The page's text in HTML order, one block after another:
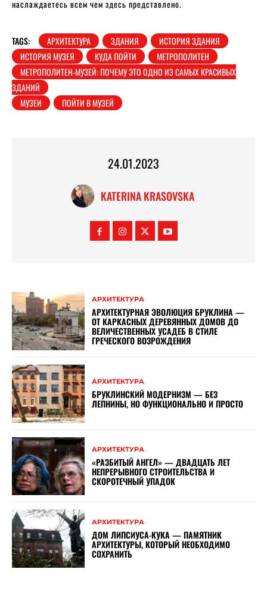
наслаждаетесь всем чем здесь представлено.
TAGS: АРХИТЕКТУРА ЗДАНИЯ
ИСТОРИЯ ЗДАНИЯ
ИСТОРИЯ МУЗЕЯ
КУДА ПОЙТИ
МЕТРОПОЛИТЕН
МЕТРОПОЛИТЕН-МУЗЕЙ: ПОЧЕМУ ЭТО ОДНО ИЗ САМЫХ КРАСИВЫХ
ЗДАНИЙ
МУЗЕИ
ПОЙТИ В МУЗЕЙ
24.01.2023
KATERINA KRASOVSKA
АРХИТЕКТУРА
АРХИТЕКТУРНАЯ ЭВОЛЮЦИЯ БРУКЛИНА —
ОТ КАРКАСНЫХ ДЕРЕВЯННЫХ ДОМОВ ДО
ВЕЛИЧЕСТВЕННЫХ УСАДЕБ В СТИЛЕ
ГРЕЧЕСКОГО ВОЗРОЖДЕНИЯ
АРХИТЕКТУРА
БРУКЛИНСКИЙ МОДЕРНИЗМ — БЕЗ
ЛЕПНИНЫ, НО ФУНКЦИОНАЛЬНО И ПРОСТО
АРХИТЕКТУРА
«РАЗБИТЫЙ АНГЕЛ» — ДВАДЦАТЬ ЛЕТ
НЕПРЕРЫВНОГО СТРОИТЕЛЬСТВА И
СКОРОТЕЧНЫЙ УПАДОК
АРХИТЕКТУРА
ДОМ ЛИПСИУСА-КУКА — ПАМЯТНИК
АРХИТЕКТУРЫ, КОТОРЫЙ НЕОБХОДИМО
СОХРАНИТЬ